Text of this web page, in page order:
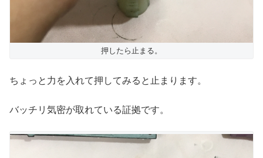
押したら止まる。
ちょっと力を入れて押してみると止まります。
バッチリ気密が取れている証拠です。